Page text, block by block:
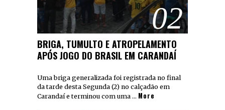
02
BRIGA, TUMULTO E ATROPELAMENTO
APÓS JOGO DO BRASIL EM CARANDAÍ
Uma briga generalizada foi registrada no final
da tarde desta Segunda (2) no calçadão em
Carandaí e terminou com uma … More